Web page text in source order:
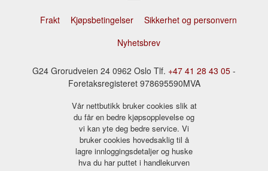
Frakt Kjøpsbetingelser
Sikkerhet og personvern
Nyhetsbrev
G24 Grorudveien 24 0962 Oslo Tlf. +47 41 28 43 05 -
Foretaksregisteret 978695590MVA
Vår nettbutikk bruker cookies slik at
du får en bedre kjøpsopplevelse og
vi kan yte deg bedre service. Vi
bruker cookies hovedsaklig til å
lagre innloggingsdetaljer og huske
hva du har puttet i handlekurven